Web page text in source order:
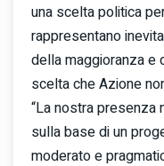
una scelta politica
rappresentano
della maggioranza e
scelta che Azione
“La nostra presenza
sulla base di un
moderato e